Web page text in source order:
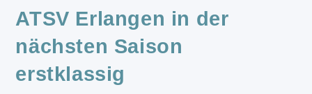
ATSV Erlangen in der
nächsten Saison
erstklassig